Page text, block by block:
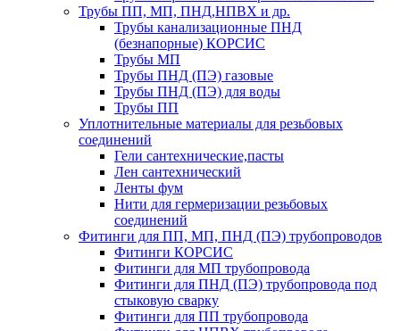
Трубы ПП, МП, ПНД,НПВХ и др.
Трубы канализационные ПНД
(безнапорные) КОРСИС
Трубы МП
Трубы ПНД (ПЭ) газовые
Трубы ПНД (ПЭ) для воды
Трубы ПП
Уплотнительные материалы для резьбовых
соединений
Гели сантехнические,пасты
Лен сантехнический
Ленты фум
Нити для гермеризации резьбовых
соединений
Фитинги для ПП, МП, ПНД (ПЭ) трубопроводов
Фитинги КОРСИС
Фитинги для МП трубопровода
Фитинги для ПНД (ПЭ) трубопровода под
стыковую сварку
Фитинги для ПП трубопровода